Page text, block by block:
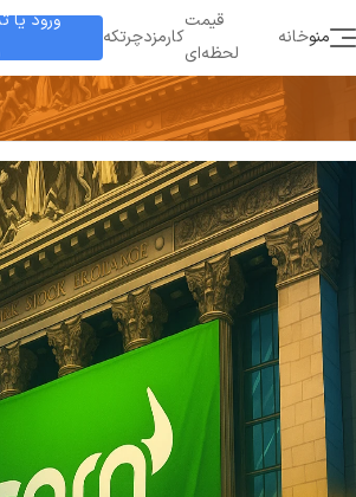
ورود یا
چرتکهکارمزد
قیمت
لحظه‌ای
خانهمنو